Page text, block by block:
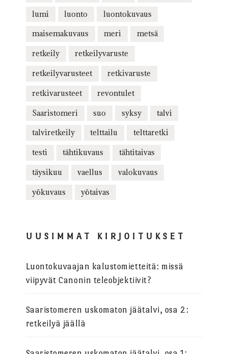
lumi luonto luontokuvaus
maisemakuvaus meri metsä
retkeily retkeilyvaruste
retkeilyvarusteet retkivaruste
retkivarusteet revontulet
Saaristomeri suo syksy talvi
talviretkeily telttailu telttaretki
testi tähtikuvaus tähtitaivas
täysikuu vaellus valokuvaus
yökuvaus yötaivas
UUSIMMAT KIRJOITUKSET
Luontokuvaajan kalustomietteitä: missä
viipyvät Canonin teleobjektiivit?
Saaristomeren uskomaton jäätalvi, osa 2:
retkeilyä jäällä